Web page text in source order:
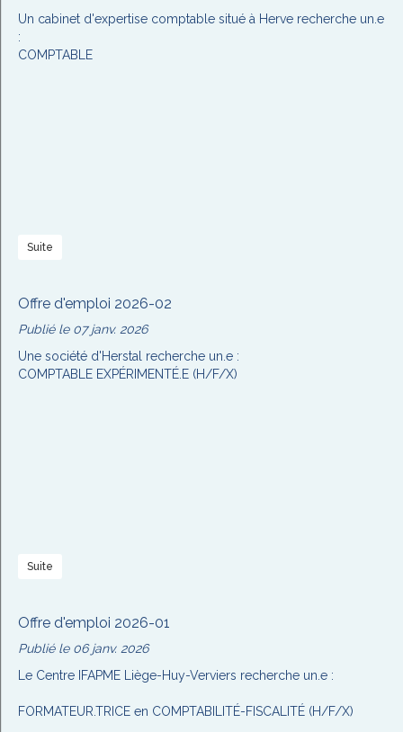
Un cabinet d'expertise comptable situé à Herve recherche un.e
:
COMPTABLE
Suite
Offre d'emploi 2026-02
Publié le 07 janv. 2026
Une société d'Herstal recherche un.e :
COMPTABLE EXPÉRIMENTÉ.E (H/F/X)
Suite
Offre d'emploi 2026-01
Publié le 06 janv. 2026
Le Centre IFAPME Liège-Huy-Verviers recherche un.e :
FORMATEUR.TRICE en COMPTABILITÉ-FISCALITÉ (H/F/X)